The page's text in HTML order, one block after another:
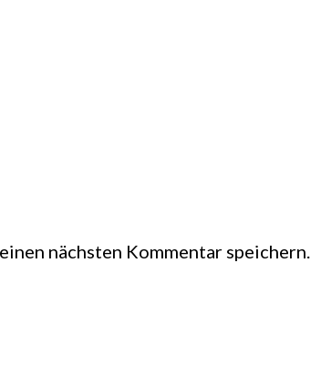
nächsten Kommentar speichern.